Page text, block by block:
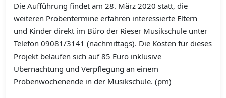
Die Aufführung findet am 28. März 2020 statt, die
weiteren Probentermine erfahren interessierte Eltern
und Kinder direkt im Büro der Rieser Musikschule unter
Telefon 09081/3141 (nachmittags). Die Kosten für dieses
Projekt belaufen sich auf 85 Euro inklusive
Übernachtung und Verpflegung an einem
Probenwochenende in der Musikschule. (pm)